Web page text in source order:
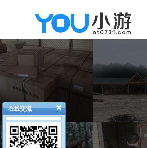
在线交流